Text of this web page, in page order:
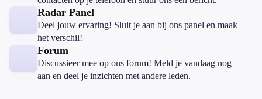
Radar Panel
Deel jouw ervaring! Sluit je aan bij ons panel en maak
het verschil!
Forum
Discussieer mee op ons forum! Meld je vandaag nog
aan en deel je inzichten met andere leden.